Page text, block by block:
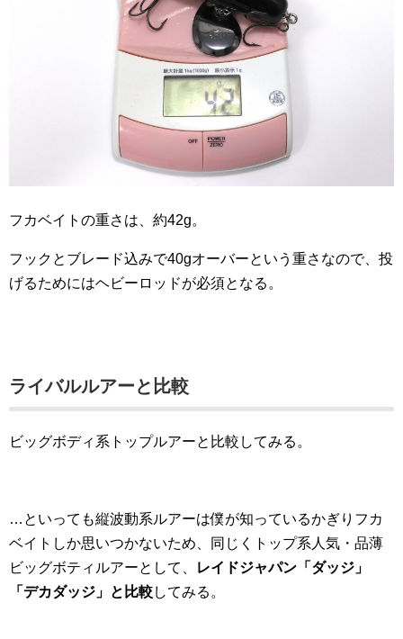
フカベイトの重さは、約42g。
フックとブレード込みで40gオーバーという重さなので、投
げるためにはヘビーロッドが必須となる。
ライバルルアーと比較
ビッグボディ系トップルアーと比較してみる。
…といっても縦波動系ルアーは僕が知っているかぎりフカ
ベイトしか思いつかないため、同じくトップ系人気・品薄
ビッグボティルアーとして、
レイドジャパン「ダッジ」
「デカダッジ」と比較してみる。